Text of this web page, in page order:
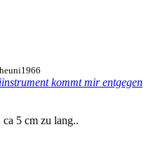
kommt mir entgegen
5 cm zu lang..